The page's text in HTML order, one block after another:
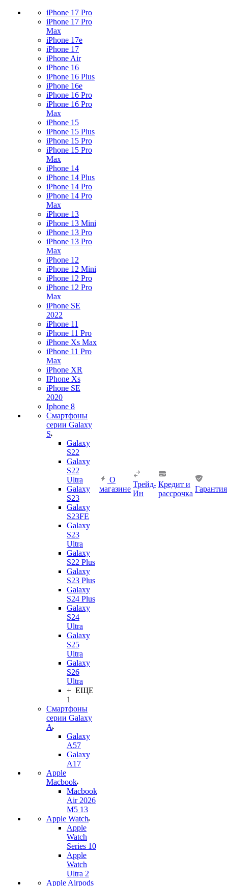
iPhone 17 Pro
iPhone 17 Pro
Max
iPhone 17e
iPhone 17
iPhone Air
iPhone 16
iPhone 16 Plus
iPhone 16e
iPhone 16 Pro
iPhone 16 Pro
Max
iPhone 15
iPhone 15 Plus
iPhone 15 Pro
iPhone 15 Pro
Max
iPhone 14
iPhone 14 Plus
iPhone 14 Pro
iPhone 14 Pro
Max
iPhone 13
iPhone 13 Mini
iPhone 13 Pro
iPhone 13 Pro
Max
iPhone 12
iPhone 12 Mini
iPhone 12 Pro
iPhone 12 Pro
Max
iPhone SE
2022
iPhone 11
iPhone 11 Pro
iPhone Xs Max
iPhone 11 Pro
Max
iPhone XR
IPhone Xs
iPhone SE
2020
Iphone 8
Смартфоны
серии Galaxy
S
Galaxy
S22
Galaxy
S22
Ultra
Galaxy
S23
Galaxy
S23FE
Galaxy
S23
Ultra
Galaxy
S22 Plus
Galaxy
S23 Plus
Galaxy
S24 Plus
Galaxy
S24
Ultra
Galaxy
S25
Ultra
Galaxy
S26
Ultra
+ ЕЩЕ
1
Смартфоны
серии Galaxy
A
Galaxy
A57
Galaxy
A17
Apple
Macbook
Macbook
Air 2026
M5 13
Apple Watch
Apple
Watch
Series 10
Apple
Watch
Ultra 2
Apple Airpods
О
магазине
Трейд-
Ин
Кредит и
рассрочка
Гарантия